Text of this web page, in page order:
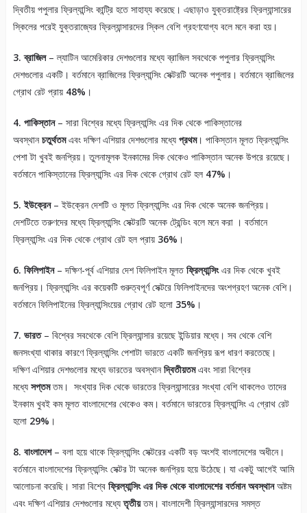
দ্বিতীয় পপুলার ফ্রিল্যান্সিং কান্ট্রি হতে সাহায্য করেছে। এছাড়াও যুক্তরাষ্ট্রের ফ্রিল্যান্সারের
স্কিলের পরেই যুক্তরাজ্যের ফ্রিল্যান্সারদের স্কিল বেশি গ্রহণযোগ্য বলে মনে করা হয়।
3. ব্রাজিল– ল্যাটিন আমেরিকার দেশগুলোর মধ্যে ব্রাজিল সবথেকে পপুলার ফ্রিল্যান্সিং
দেশগুলোর একটি। বর্তমানে ব্রাজিলের ফ্রিল্যান্সিং সেক্টরটি অনেক পপুলার। বর্তমানে ব্রাজিলের
গ্রোথ রেট প্রায় 48% ।
4. পাকিস্তান– সারা বিশ্বের মধ্যে ফ্রিল্যান্সিং এর দিক থেকে পাকিস্তানের
অবস্থানচতুর্থতমএবং দক্ষিণ এশিয়ার দেশগুলোর মধ্যে প্রথম। পাকিস্তান মূলত ফ্রিল্যান্সিং
পেশা টা খুবই জনপ্রিয়। তুলনামূলক ইনকামের দিক থেকেও পাকিস্তান অনেক উপরে রয়েছে।
বর্তমানে পাকিস্তানের ফ্রিল্যান্সিং এর দিক থেকে গ্রোথ রেট হল 47% ।
5. ইউক্রেন– ইউক্রেন দেশটি ও মূলত ফ্রিল্যান্সিং এর দিক থেকে অনেক জনপ্রিয়।
দেশটিতে তরুণদের মধ্যে ফ্রিল্যান্সিং সেক্টরটি অনেক ট্রেন্ডিং বলে মনে করা । বর্তমানে
ফ্রিল্যান্সিং এর দিক থেকে গ্রোথ রেট হল প্রায় 36% ।
6. ফিলিপাইন– দক্ষিণ-পূর্ব এশিয়ার দেশ ফিলিপাইন মূলতফ্রিল্যান্সিংএর দিক থেকে খুবই
জনপ্রিয়। ফ্রিল্যান্সিং এর কয়েকটি গুরুত্বপূর্ণ সেক্টরে ফিলিপাইনদের অংশগ্রহণ অনেক বেশি।
বর্তমানে ফিলিপাইনের ফ্রিল্যান্সিংয়ের গ্রোথ রেট হলো 35% ।
7. ভারত– বিশ্বের সবথেকে বেশি ফ্রিল্যান্সার রয়েছে ইন্ডিয়ার মধ্যে। সব থেকে বেশি
জনসংখ্যা থাকার কারণে ফ্রিল্যান্সিং পেশাটা ভারতে একটি জনপ্রিয় রূপ ধারণ করতেছে।
দক্ষিণ এশিয়ার দেশগুলোর মধ্যে ভারতের অবস্থানদ্বিতীয়তমএবং সারা বিশ্বের
মধ্যে সপ্তমতম। সংখ্যার দিক থেকে ভারতের ফ্রিল্যান্সারের সংখ্যা বেশি থাকলেও তাদের
ইনকাম খুবই কম মূলত বাংলাদেশের থেকেও কম। বর্তমানে ভারতের ফ্রিল্যান্সিং এ গ্রোথ রেট
হলো 29% ।
8. বাংলাদেশ– বলা হয়ে থাকে ফ্রিল্যান্সিং সেক্টরের একটি বড় অংশই বাংলাদেশের অধীনে।
বর্তমানে বাংলাদেশের ফ্রিল্যান্সিং সেক্টর টা অনেক জনপ্রিয় হয়ে উঠেছে। যা একটু আগেই আমি
আলোচনা করেছি। সারা বিশ্বে ফ্রিল্যান্সিং এর দিক থেকে বাংলাদেশের বর্তমান অবস্থানঅষ্টম
এবং দক্ষিণ এশিয়ার দেশগুলোর মধ্যেতৃতীয়তম। বাংলাদেশী ফ্রিল্যান্সারদের সমস্ত